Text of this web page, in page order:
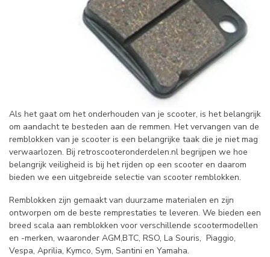
Als het gaat om het onderhouden van je scooter, is het belangrijk
om aandacht te besteden aan de remmen. Het vervangen van de
remblokken van je scooter is een belangrijke taak die je niet mag
verwaarlozen. Bij retroscooteronderdelen.nl begrijpen we hoe
belangrijk veiligheid is bij het rijden op een scooter en daarom
bieden we een uitgebreide selectie van scooter remblokken.
Remblokken zijn gemaakt van duurzame materialen en zijn
ontworpen om de beste remprestaties te leveren. We bieden een
breed scala aan remblokken voor verschillende scootermodellen
en -merken, waaronder AGM,BTC, RSO, La Souris, Piaggio,
Vespa, Aprilia, Kymco, Sym, Santini en Yamaha.